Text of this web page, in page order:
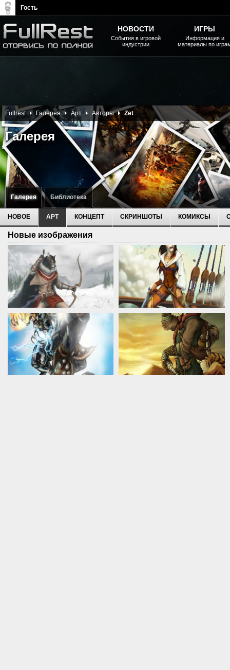
Галерея Библиотека
Галерея
Fullrest Галерея Арт Авторы Zet
НОВОЕ АРТ КОНЦЕПТ СКРИНШОТЫ КОМИКСЫ
Новые изображения
НОВОСТИ
События в игровой
индустрии
ИГРЫ
Информация и
материалы по
Гость